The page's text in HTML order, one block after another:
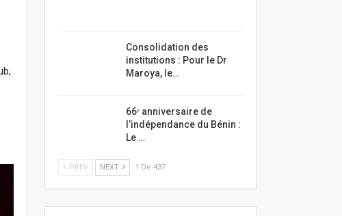
Consolidation des
institutions : Pour le Dr
Maroya, le…
66ᵉ anniversaire de
l’indépendance du Bénin :
Le …
PREV NEXT 1 De 437